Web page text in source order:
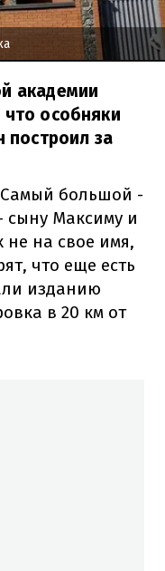
академии
особняки
построил за
Самый большой -
сыну Максиму и
не на свое имя,
что еще есть
изданию
в 20 км от